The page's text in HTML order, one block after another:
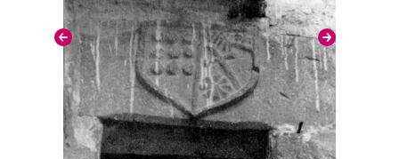
Licencia de las imágenes
CC BY-NC-SA 4.0